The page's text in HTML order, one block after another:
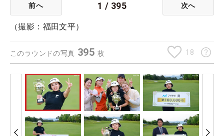
前へ 1 / 395 次へ
（撮影：福田文平）
このラウンドの写真 395 枚 18